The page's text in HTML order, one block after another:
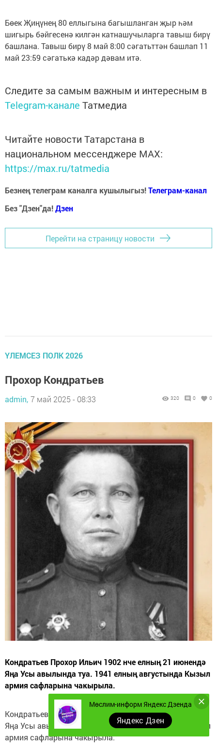
Бөек Җиңүнең 80 еллыгына багышланган җыр һәм
шигырь бәйгесенә килгән катнашучыларга тавыш бирү
башлана. Тавыш бирү 8 май 8:00 сәгатьттән башлап 11
май 23:59 сәгатькә кадәр дәвам итә.
Следите за самым важным и интересным в
Telegram-канале Татмедиа
Читайте новости Татарстана в
национальном мессенджере MАХ:
https://max.ru/tatmedia
Безнең телеграм каналга кушылыгыз!Телеграм-канал
Без "Дзен"да!Дзен
Перейти на страницу новости
ҮЛЕМСЕЗ ПОЛК 2026
Прохор Кондратьев
admin, 7 май 2025 - 08:33 320 0 0
Кондратьев Прохор Ильич 1902 нче елның 21 июнендә
Яңа Усы авылында туа. 1941 елның августында Кызыл
армия сафларына чакырыла.
Кондратьев Прохор Ильич 1902 нче елның 21 июнендә
Яңа Усы авылында туа. 1941 елның августында Кызыл
армия сафларына чакырыла.
Мөслим-информ Яндекс Дзенда
Яндекс Дзен